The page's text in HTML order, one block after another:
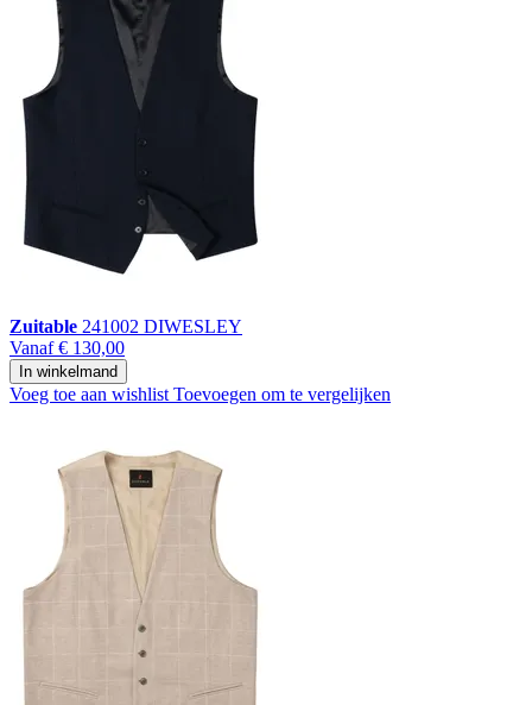
Zuitable 241002 DIWESLEY
Vanaf € 130,00
In winkelmand
Voeg toe aan wishlist Toevoegen om te vergelijken